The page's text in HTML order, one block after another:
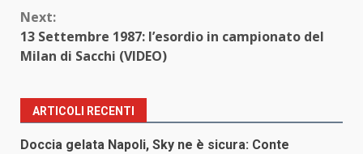
Next:
13 Settembre 1987: l’esordio in campionato del
Milan di Sacchi (VIDEO)
ARTICOLI RECENTI
Doccia gelata Napoli, Sky ne è sicura: Conte